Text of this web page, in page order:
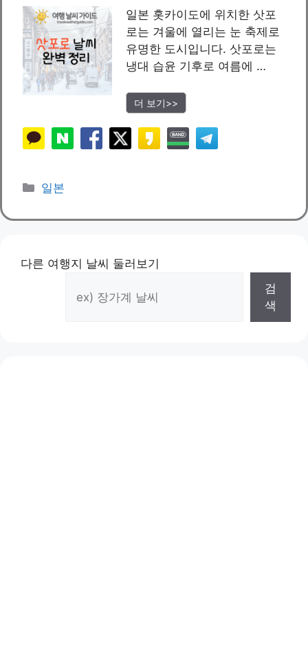
일본 홋카이도에 위치한 삿포
로는 겨울에 열리는 눈 축제로
유명한 도시입니다. 삿포로는
냉대 습윤 기후로 여름에 …
더 보기>>
카
고
일본
다른 여행지 날씨 둘러보기
검
색